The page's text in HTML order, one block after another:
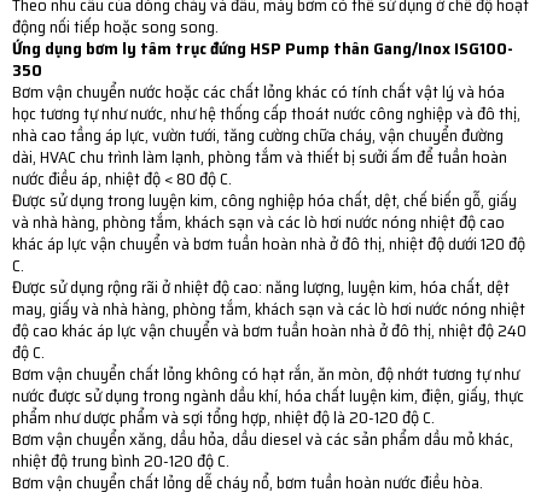
động nối tiếp hoặc song song.
Ứng dụng bơm ly tâm trục đứng HSP Pump thân Gang/Inox ISG100-
350
Bơm vận chuyển nước hoặc các chất lỏng khác có tính chất vật lý và hóa
học tương tự như nước, như hệ thống cấp thoát nước công nghiệp và đô thị,
nhà cao tầng áp lực, vườn tưới, tăng cường chữa cháy, vận chuyển đường
dài, HVAC chu trình làm lạnh, phòng tắm và thiết bị sưởi ấm để tuần hoàn
nước điều áp, nhiệt độ < 80 độ C.
Được sử dụng trong luyện kim, công nghiệp hóa chất, dệt, chế biến gỗ, giấy
và nhà hàng, phòng tắm, khách sạn và các lò hơi nước nóng nhiệt độ cao
khác áp lực vận chuyển và bơm tuần hoàn nhà ở đô thị, nhiệt độ dưới 120 độ
C.
Được sử dụng rộng rãi ở nhiệt độ cao: năng lượng, luyện kim, hóa chất, dệt
may, giấy và nhà hàng, phòng tắm, khách sạn và các lò hơi nước nóng nhiệt
độ cao khác áp lực vận chuyển và bơm tuần hoàn nhà ở đô thị, nhiệt độ 240
độ C.
Bơm vận chuyển chất lỏng không có hạt rắn, ăn mòn, độ nhớt tương tự như
nước được sử dụng trong ngành dầu khí, hóa chất luyện kim, điện, giấy, thực
phẩm như dược phẩm và sợi tổng hợp, nhiệt độ là 20-120 độ C.
Bơm vận chuyển xăng, dầu hỏa, dầu diesel và các sản phẩm dầu mỏ khác,
nhiệt độ trung bình 20-120 độ C.
Bơm vận chuyển chất lỏng dễ cháy nổ, bơm tuần hoàn nước điều hòa.